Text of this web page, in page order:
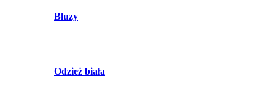
Bluzy
Odzież biała